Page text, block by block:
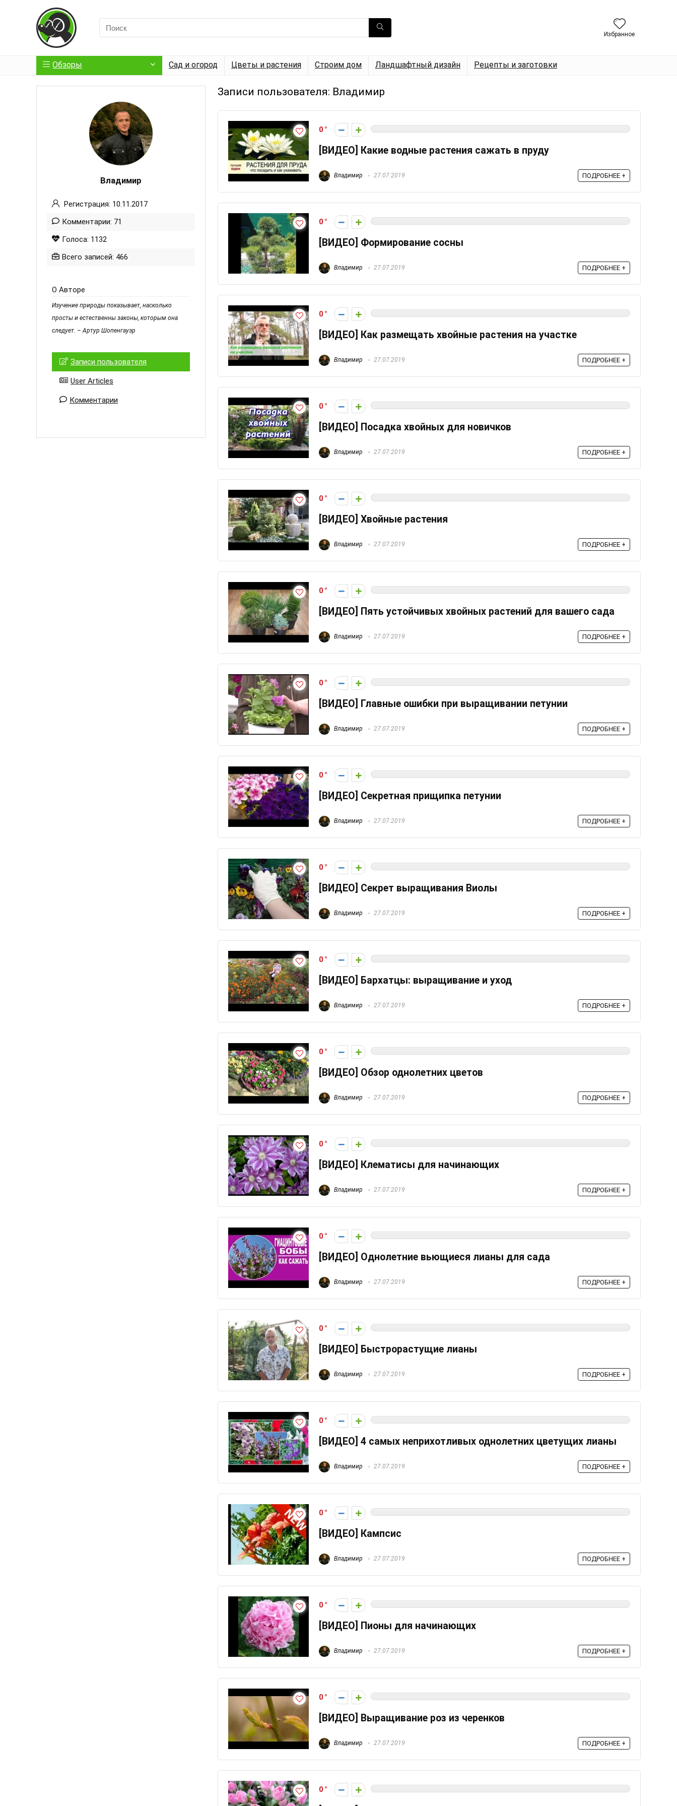
Избранное
Обзоры Сад и огород Цветы и растения Строим дом Ландшафтный дизайн Рецепты и заготовки
Владимир
Регистрация: 10.11.2017
Комментарии: 71
Голоса: 1132
Всего записей: 466
О Авторе
Изучение природы показывает, насколько
просты и естественны законы, которым она
следует. – Артур Шопенгауэр
Записи пользователя
User Articles
Комментарии
Записи пользователя: Владимир
0
[ВИДЕО] Какие водные растения сажать в пруду
Владимир 27.07.2019 ПОДРОБНЕЕ +
0
[ВИДЕО] Формирование сосны
Владимир 27.07.2019 ПОДРОБНЕЕ +
0
[ВИДЕО] Как размещать хвойные растения на участке
Владимир 27.07.2019 ПОДРОБНЕЕ +
0
[ВИДЕО] Посадка хвойных для новичков
Владимир 27.07.2019 ПОДРОБНЕЕ +
0
[ВИДЕО] Хвойные растения
Владимир 27.07.2019 ПОДРОБНЕЕ +
0
[ВИДЕО] Пять устойчивых хвойных растений для вашего сада
Владимир 27.07.2019 ПОДРОБНЕЕ +
0
[ВИДЕО] Главные ошибки при выращивании петунии
Владимир 27.07.2019 ПОДРОБНЕЕ +
0
[ВИДЕО] Секретная прищипка петунии
Владимир 27.07.2019 ПОДРОБНЕЕ +
0
[ВИДЕО] Секрет выращивания Виолы
Владимир 27.07.2019 ПОДРОБНЕЕ +
0
[ВИДЕО] Бархатцы: выращивание и уход
Владимир 27.07.2019 ПОДРОБНЕЕ +
0
[ВИДЕО] Обзор однолетних цветов
Владимир 27.07.2019 ПОДРОБНЕЕ +
0
[ВИДЕО] Клематисы для начинающих
Владимир 27.07.2019 ПОДРОБНЕЕ +
0
[ВИДЕО] Однолетние вьющиеся лианы для сада
Владимир 27.07.2019 ПОДРОБНЕЕ +
0
[ВИДЕО] Быстрорастущие лианы
Владимир 27.07.2019 ПОДРОБНЕЕ +
0
[ВИДЕО] 4 самых неприхотливых однолетних цветущих лианы
Владимир 27.07.2019 ПОДРОБНЕЕ +
0
[ВИДЕО] Кампсис
Владимир 27.07.2019 ПОДРОБНЕЕ +
0
[ВИДЕО] Пионы для начинающих
Владимир 27.07.2019 ПОДРОБНЕЕ +
0
[ВИДЕО] Выращивание роз из черенков
Владимир 27.07.2019 ПОДРОБНЕЕ +
0